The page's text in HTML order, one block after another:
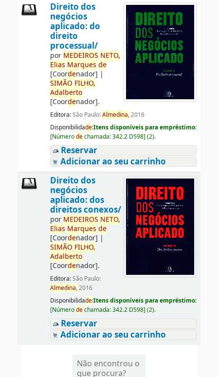
Direito dos
negócios
aplicado: do
direito
processual/
por MEDEIROS NETO,
Elias Marques de
[Coordenador] |
SIMÃO FILHO,
Adalberto
[Coordenador].
Editora:São Paulo:Almedina,2016
Disponibilidade:Itens disponíveis para empréstimo:
[Númerodechamada:342.2 D598] (2).
Reservar
Adicionar ao seu carrinho
Direito dos
negócios
aplicado: dos
direitos conexos/
por MEDEIROS NETO,
Elias Marques de
[Coordenador] |
SIMÃO FILHO,
Adalberto
[Coordenador].
Editora:São Paulo:
Almedina,2016
Disponibilidade:Itens disponíveis para empréstimo:
[Númerodechamada:342.2 D598] (2).
Reservar
Adicionar ao seu carrinho
Não encontrou o
que procura?